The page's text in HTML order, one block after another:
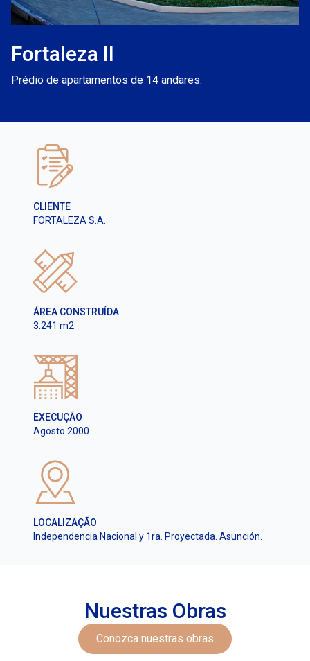
Fortaleza II
Prédio de apartamentos de 14 andares.
CLIENTE
FORTALEZA S.A.
ÁREA CONSTRUÍDA
3.241 m2
EXECUÇÃO
Agosto 2000.
LOCALIZAÇÃO
Independencia Nacional y 1ra. Proyectada. Asunción.
Nuestras Obras
Conozca nuestras obras